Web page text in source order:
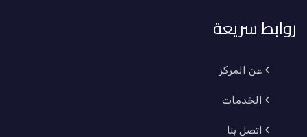
روابط سريعة
عن المركز
الخدمات
اتصل بنا